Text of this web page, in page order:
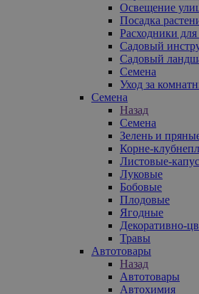
Освещение
Посадка
Расходники
Садовый
Садовый
Семена
Уход за
Семена
Назад
Семена
Зелень и
Корне-
Листовые-
Луковые
Бобовые
Плодовые
Ягодные
Декоративно-
Травы
Автотовары
Назад
Автотовары
Автохимия